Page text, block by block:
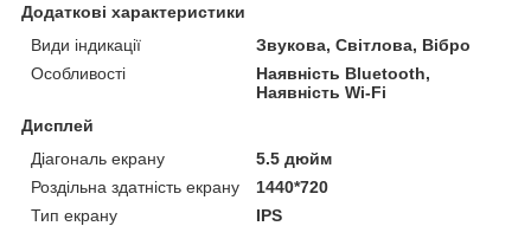
Додаткові характеристики
Види індикації
Звукова, Світлова, Вібро
Особливості
Наявність Bluetooth,
Наявність Wi-Fi
Дисплей
Діагональ екрану
5.5 дюйм
Роздільна здатність екрану
1440*720
Тип екрану
IPS